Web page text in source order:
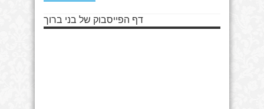
דף הפייסבוק של בני ברוך